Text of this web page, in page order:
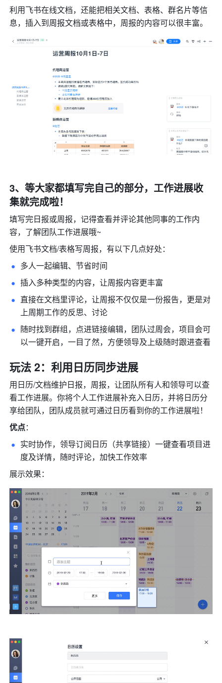
利用飞书在线文档，还能把相关文档、表格、群名片等信
息，插入到周报文档或表格中，周报的内容可以很丰富。
3、等大家都填写完自己的部分，工作进展收
集就完成啦！
填写完日报或周报，记得查看并评论其他同事的工作内
容，了解团队工作进展哦~
使用飞书文档/表格写周报，有以下几点好处：
多人一起编辑、节省时间
插入多种类型的内容，让周报内容更丰富
直接在文档里评论，让周报不仅仅是一份报告，更是对
上周期工作的反思、讨论
随时找到群组，点进链接编辑，团队过周会，项目会可
以一键开启，一目了然，方便领导及上级随时跟进查看
玩法 2：利用日历同步进展
用日历/文档维护日报，周报，让团队所有人和领导可以查
看工作进展。你将个人工作进展补充入日历，并将日历分
享给团队，团队成员就可通过日历看到你的工作进展啦！
优点：
实时协作，领导订阅日历（共享链接）一键查看项目进
度及详情，随时评论，加快工作效率
展示效果：